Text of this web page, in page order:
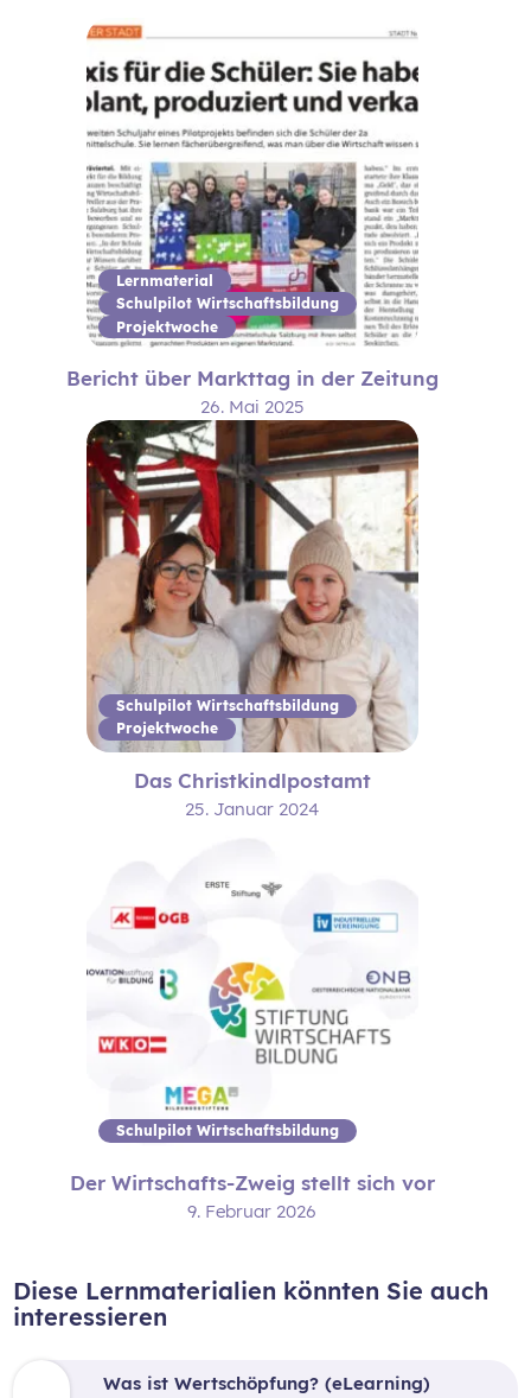
Lernmaterial
Schulpilot Wirtschaftsbildung
Projektwoche
Bericht über Markttag in der Zeitung
26. Mai 2025
Schulpilot Wirtschaftsbildung
Projektwoche
Das Christkindlpostamt
25. Januar 2024
Schulpilot Wirtschaftsbildung
Der Wirtschafts-Zweig stellt sich vor
9. Februar 2026
Diese Lernmaterialien könnten Sie auch
interessieren
Was ist Wertschöpfung? (eLearning)